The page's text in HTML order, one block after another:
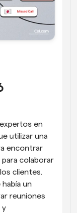
en
utilizar una
encontrar
colaborar
clientes.
un
reuniones
y